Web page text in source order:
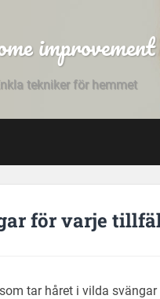
improvement
tekniker för hemmet
för varje
tar håret i vilda